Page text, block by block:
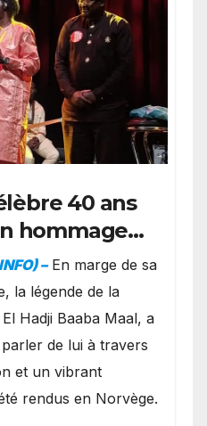
40 ans
hommage
Oslo en
famille
– ​En marge de sa
la légende de la
Hadji Baaba Maal, a
de lui à travers
et un vibrant
rendus en Norvège.